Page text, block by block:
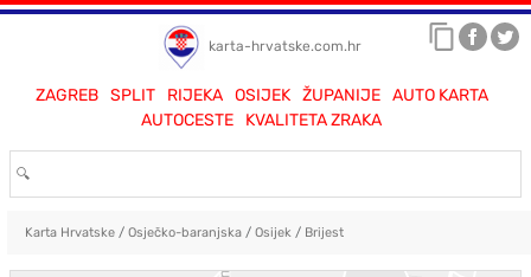
karta-hrvatske.com.hr
ZAGREB SPLIT RIJEKA OSIJEK ŽUPANIJE
AUTO KARTA
AUTOCESTE
KVALITETA ZRAKA
Karta Hrvatske/ Osječko-baranjska/ Osijek / Brijest